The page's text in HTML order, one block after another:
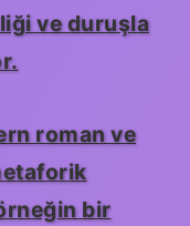
ve duruşla
roman ve
bir